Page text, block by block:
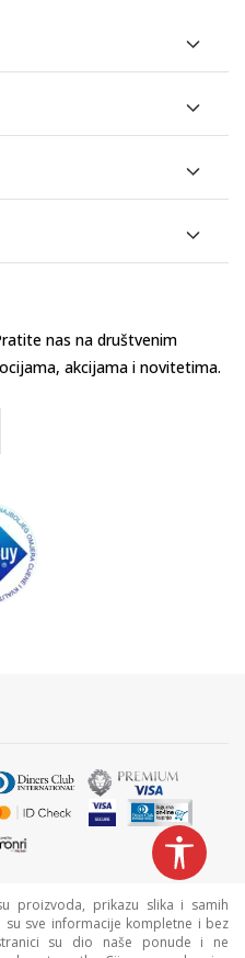
nas na društvenim
akcijama i novitetima.
proizvoda, prikazu slika i samih
sve informacije kompletne i bez
su dio naše ponude i ne